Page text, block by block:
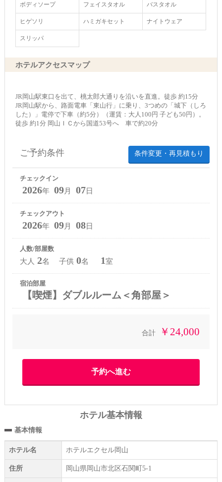
ボディソープ フェイスタオル バスタオル
ヒゲソリ ハミガキセット ナイトウェア
スリッパ
ホテルアクセスマップ
JR岡山駅東口を出て、桃太郎大通りを沿いを直進。徒歩 約15分
JR岡山駅から、路面電車「東山行」に乗り、3つめの「城下（しろ
した）」電停で下車（約5分）（運賃：大人100円 子ども50円）。
徒歩 約1分 岡山ＩＣから国道53号へ 車で約20分
条件変更・再見積もり
ご予約条件
チェックイン
2026年 09月 07日
チェックアウト
2026年 09月 08日
人数/部屋数
大人 2名 子供 0名 1室
宿泊部屋
【喫煙】ダブルルーム＜角部屋＞
合計 ￥24,000
ホテル基本情報
基本情報
ホテル名 ホテルエクセル岡山
住所 岡山県岡山市北区石関町5-1